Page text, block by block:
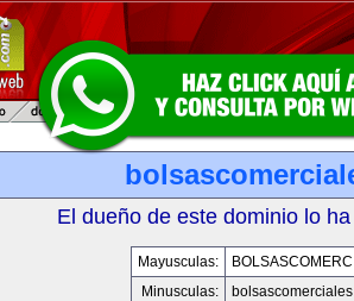
El dueño de este dominio lo
Mayusculas:
Minusculas: